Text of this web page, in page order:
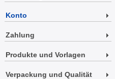
Konto
Zahlung
Produkte und Vorlagen
Verpackung und Qualität